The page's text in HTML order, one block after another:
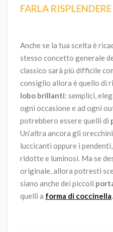
FARLA RISPLENDERE
Anche se la tua scelta è
stesso concetto generale
classico sarà più difficile
consiglio allora è quello di
lobo brillanti: semplici,
ogni occasione e ad ogni
potrebbero essere quelli di
Un’altra ancora gli
luccicanti oppure i pendenti,
ridotte e luminosi. Ma se
originale, allora potresti
siano anche dei piccoli
quelli a forma di coccinella.